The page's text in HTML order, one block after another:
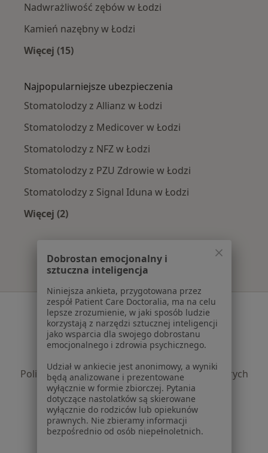
Nadwrażliwość zębów w Łodzi
Kamień nazębny w Łodzi
Więcej (15)
Najpopularniejsze ubezpieczenia
Stomatolodzy z Allianz w Łodzi
Stomatolodzy z Medicover w Łodzi
Stomatolodzy z NFZ w Łodzi
Stomatolodzy z PZU Zdrowie w Łodzi
Stomatolodzy z Signal Iduna w Łodzi
Więcej (2)
Serwis
Regulamin
Polityka prywatności pacjentów
Polityka prywatności dla profesjonalistów, których
dane pozyskaliśmy samodzielnie
Polityka cookies
Jak działają wyniki wyszukiwania
Dostępność
Dobrostan emocjonalny i
sztuczna inteligencja
Niniejsza ankieta, przygotowana przez
zespół Patient Care Doctoralia, ma na celu
lepsze zrozumienie, w jaki sposób ludzie
korzystają z narzędzi sztucznej inteligencji
jako wsparcia dla swojego dobrostanu
emocjonalnego i zdrowia psychicznego.
Udział w ankiecie jest anonimowy, a wyniki
będą analizowane i prezentowane
wyłącznie w formie zbiorczej. Pytania
dotyczące nastolatków są skierowane
wyłącznie do rodziców lub opiekunów
prawnych. Nie zbieramy informacji
bezpośrednio od osób niepełnoletnich.